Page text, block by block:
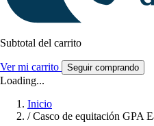
Subtotal del carrito
Ver mi carrito Seguir comprando
Loading...
Inicio
/ Casco de equitación GPA